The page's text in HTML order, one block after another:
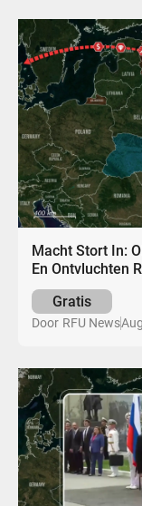
Macht Stort In:
En Ontvluchten
Gratis
Door RFU News